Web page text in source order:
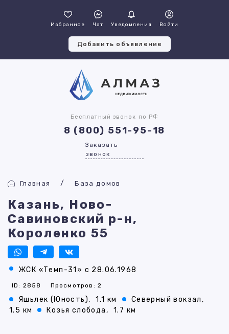
Избранное Чат Уведомления Войти
Добавить объявление
Бесплатный звонок по РФ
8 (800) 551-95-18
Заказать
звонок
Главная База домов
Казань, Ново-
Савиновский р-н,
Короленко 55
ЖСК «Темп-31» с 28.06.1968
ID: 2858 Просмотров: 2
Яшьлек (Юность), 1.1 км
Северный вокзал,
1.5 км
Козья слобода, 1.7 км